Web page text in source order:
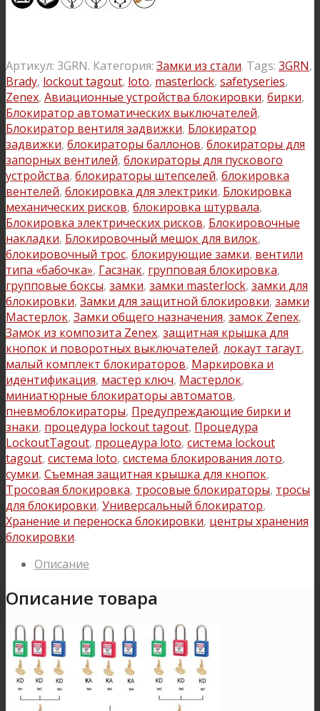
Артикул: 3GRN. Категория: Замки из стали. Tags: 3GRN,
Brady, lockout tagout, loto, masterlock, safetyseries,
Zenex, Авиационные устройства блокировки, бирки,
Блокиратор автоматических выключателей,
Блокиратор вентиля задвижки, Блокиратор
задвижки, блокираторы баллонов, блокираторы для
запорных вентилей, блокираторы для пускового
устройства, блокираторы штепселей, блокировка
вентелей, блокировка для электрики, Блокировка
механических рисков, блокировка штурвала,
Блокировка электрических рисков, Блокировочные
накладки, Блокировочный мешок для вилок,
блокировочный трос, блокирующие замки, вентили
типа «бабочка», Гасзнак, групповая блокировка,
групповые боксы, замки, замки masterlock, замки для
блокировки, Замки для защитной блокировки, замки
Мастерлок, Замки общего назначения, замок Zenex,
Замок из композита Zenex, защитная крышка для
кнопок и поворотных выключателей, локаут тагаут,
малый комплект блокираторов, Маркировка и
идентификация, мастер ключ, Мастерлок,
миниатюрные блокираторы автоматов,
пневмоблокираторы, Предупреждающие бирки и
знаки, процедура lockout tagout, Процедура
LockoutTagout, процедура loto, система lockout
tagout, система loto, система блокирования лото,
сумки, Съемная защитная крышка для кнопок,
Тросовая блокировка, тросовые блокираторы, тросы
для блокировки, Универсальный блокиратор,
Хранение и переноска блокировки, центры хранения
блокировки.
Описание
Описание товара